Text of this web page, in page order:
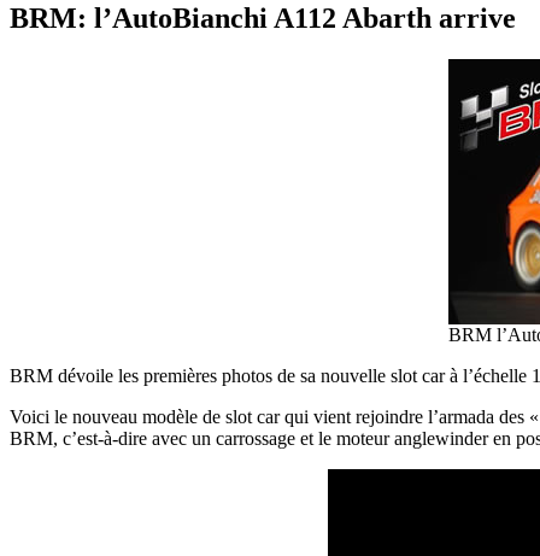
BRM: l’AutoBianchi A112 Abarth arrive
BRM
BRM dévoile les premières photos de sa nouvelle slot car à l’échelle
Voici le nouveau modèle de slot car qui vient rejoindre l’armada des
BRM, c’est-à-dire avec un carrossage et le moteur anglewinder en